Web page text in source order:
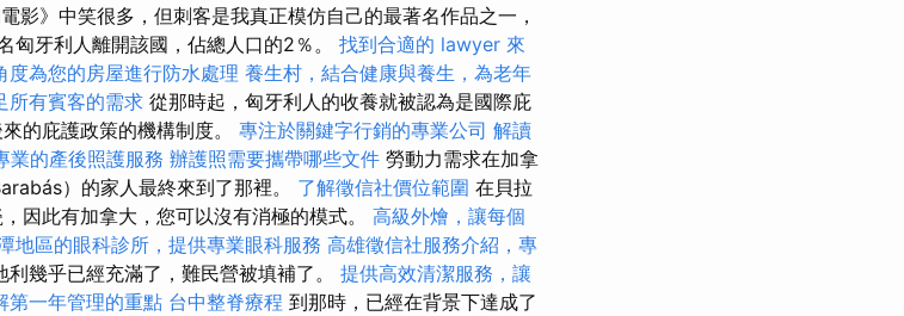
影》中笑很多，但刺客是我真正模仿自己的最著名作品之一，
牙利人離開該國，佔總人口的2％。 找到合適的 lawyer 來
度為您的房屋進行防水處理 養生村，結合健康與養生，為老年
所有賓客的需求 從那時起，匈牙利人的收養就被認為是國際庇
的庇護政策的機構制度。 專注於關鍵字行銷的專業公司 解讀
業的產後照護服務 辦護照需要攜帶哪些文件 勞動力需求在加拿
）的家人最終來到了那裡。 了解徵信社價位範圍 在貝拉
因此有加拿大，您可以沒有消極的模式。 高級外燴，讓每個
地區的眼科診所，提供專業眼科服務 高雄徵信社服務介紹，專
幾乎已經充滿了，難民營被填補了。 提供高效清潔服務，讓
第一年管理的重點 台中整脊療程 到那時，已經在背景下達成了